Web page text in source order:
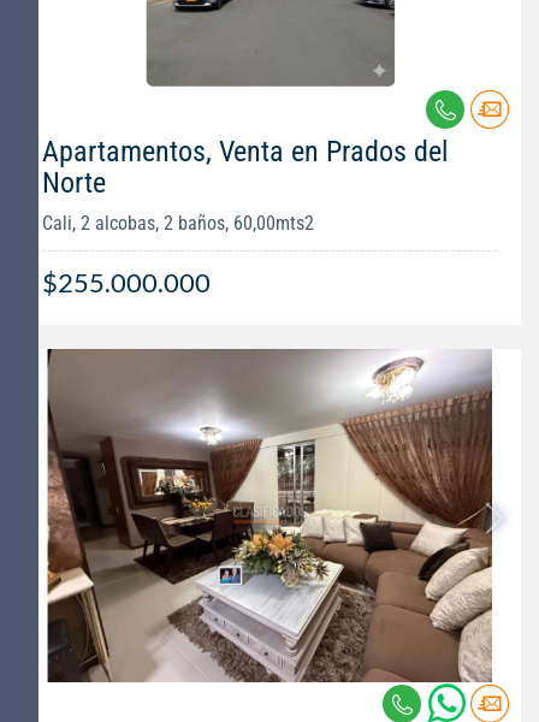
Apartamentos, Venta en Prados del
Norte
Cali, 2 alcobas, 2 baños, 60,00mts2
$255.000.000